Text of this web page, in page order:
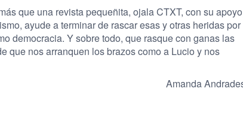
que una revista pequeñita, ojala CTXT, con su
ayude a terminar de rascar esas y otras heridas por
democracia. Y sobre todo, que rasque con ganas las
que nos arranquen los brazos como a Lucio y nos
Amanda